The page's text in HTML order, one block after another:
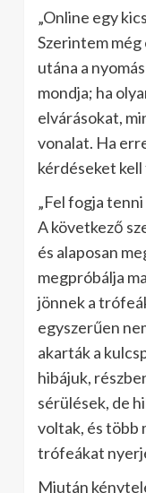
„Online egy
Szerintem még
utána a
mondja; ha
elvárásokat,
vonalat. Ha
kérdéseket
„Fel fogja
A következő
és alaposan
megpróbálja
jönnek a
egyszerűen
akarták a
hibájuk,
sérülések, de
voltak, és több
trófeákat
Miután